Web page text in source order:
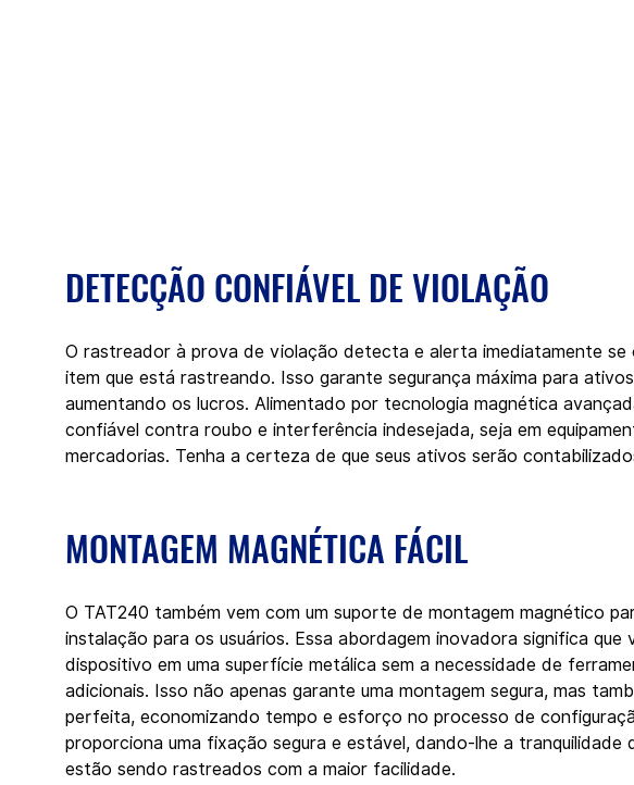
DETECÇÃO CONFIÁVEL DE VIOLAÇÃO
O rastreador à prova de violação detecta e alerta imediatamente
item que está rastreando. Isso garante segurança máxima para
aumentando os lucros. Alimentado por tecnologia magnética
confiável contra roubo e interferência indesejada, seja em
mercadorias. Tenha a certeza de que seus ativos serão
MONTAGEM MAGNÉTICA FÁCIL
O TAT240 também vem com um suporte de montagem magnético
instalação para os usuários. Essa abordagem inovadora significa
dispositivo em uma superfície metálica sem a necessidade de
adicionais. Isso não apenas garante uma montagem segura, mas
perfeita, economizando tempo e esforço no processo de
proporciona uma fixação segura e estável, dando-lhe a tranquilidade
estão sendo rastreados com a maior facilidade.